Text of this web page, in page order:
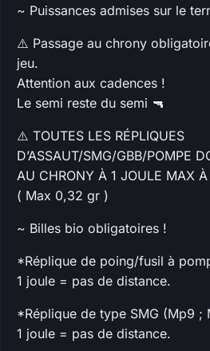
~ Puissances admises sur le
⚠️ Passage au chrony
jeu.
Attention aux cadences !
Le semi reste du semi 🔫
⚠️ TOUTES LES RÉPLIQUES
D’ASSAUT/SMG/GBB/POMPE
AU CHRONY À 1 JOULE MAX
( Max 0,32 gr )
~ Billes bio obligatoires !
*Réplique de poing/fusil à
1 joule = pas de distance.
*Réplique de type SMG (Mp9 ;
1 joule = pas de distance.